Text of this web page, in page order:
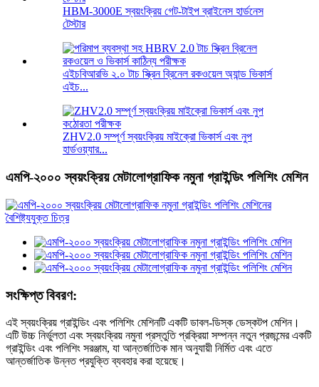
HBM-3000E স্বয়ংক্রিয় গেট-টাইপ ব্রাইনেস হার্ডনেস
টেস্টার
এইচবিআরভি ২.০ টাচ স্ক্রিন ব্রিনেল রকওয়েল অ্যান্ড ভিকার্স
এইচ...
ZHV2.0 সম্পূর্ণ স্বয়ংক্রিয় মাইক্রো ভিকার্স এবং নুপ
হার্ডওয়্যার...
এমপি-২০০০ স্বয়ংক্রিয় মেটালোগ্রাফিক নমুনা গ্রাইন্ডিং পলিশিং মেশিন
সংক্ষিপ্ত বিবরণ:
এই স্বয়ংক্রিয় গ্রাইন্ডিং এবং পলিশিং মেশিনটি একটি ডাবল-ডিস্ক ডেস্কটপ মেশিন।
এটি উচ্চ নির্ভুলতা এবং স্বয়ংক্রিয় নমুনা প্রস্তুতি প্রক্রিয়া সম্পন্ন নতুন প্রজন্মের একটি
গ্রাইন্ডিং এবং পলিশিং সরঞ্জাম, যা আন্তর্জাতিক মান অনুযায়ী নির্মিত এবং এতে
আন্তর্জাতিক উন্নত প্রযুক্তি ব্যবহার করা হয়েছে।